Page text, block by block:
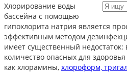
Хлорирование воды
бассейна с помощью
гипохлорита натрия является
эффективным методом
имеет существенный недостаток:
количество опасных для
как хлорамины, хлороформ,